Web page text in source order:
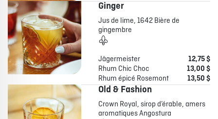
Ginger
Jus de lime, 1642 Bière de
gingembre
Jägermeister
12,75 $
Rhum Chic Choc
13,00 $
Rhum épicé Rosemont
13,50 $
Old & Fashion
Crown Royal, sirop d’érable, amers
aromatiques Angostura